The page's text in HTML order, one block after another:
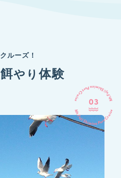
クルーズ！
餌やり体験